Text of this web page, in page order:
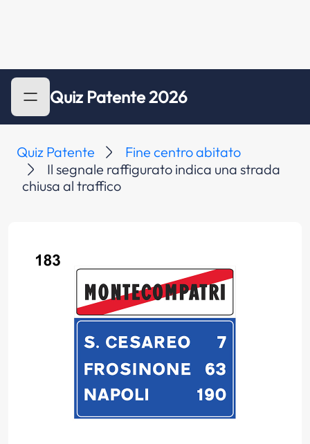
Quiz Patente 2026
Quiz Patente
Fine centro abitato
Il segnale raffigurato indica una strada
chiusa al traffico